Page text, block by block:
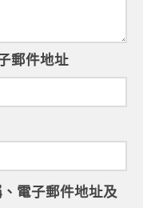
郵件地址
電子郵件地址及